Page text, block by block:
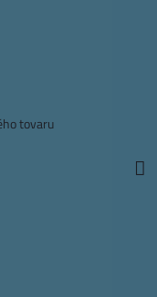
tovaru